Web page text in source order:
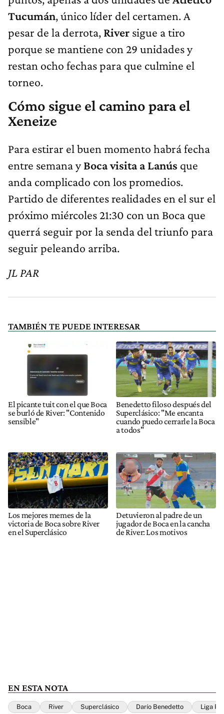
Tucumán, único líder del certamen. A
pesar de la derrota, River sigue a tiro
porque se mantiene con 29 unidades y
restan ocho fechas para que culmine el
torneo.
Cómo sigue el camino para el
Xeneize
Para estirar el buen momento habrá fecha
entre semana yBoca visita a Lanús que
anda complicado con los promedios.
Partido de diferentes realidades en el sur el
próximo miércoles 21:30 con un Boca que
querrá seguir por la senda del triunfo para
seguir peleando arriba.
JL PAR
TAMBIÉN TE PUEDE INTERESAR
El picante tuit con el que Boca
se burló de River: "Contenido
sensible"
Benedetto filoso después del
Superclásico: "Me encanta
cuando puedo cerrarle la Boca
a todos"
Los mejores memes de la
victoria de Boca sobre River
en el Superclásico
Detuvieron al padre de un
jugador de Boca en la cancha
de River: Los motivos
EN ESTA NOTA
Boca River Superclásico Darío Benedetto Liga